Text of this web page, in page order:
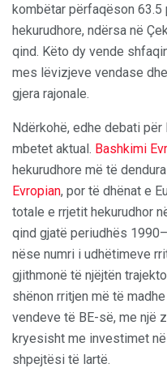
kombëtar përfaqëson
hekurudhore, ndërsa në
qind. Këto dy vende
mes lëvizjeve vendase
gjera rajonale.
Ndërkohë, edhe debati
mbetet aktual. Bashkimi
hekurudhore më të
Evropian, por të dhënat e
totale e rrjetit hekurudhor
qind gjatë periudhës
nëse numri i udhëtimeve
gjithmonë të njëjtën
shënon rritjen më të
vendeve të BE-së, me një
kryesisht me investimet
shpejtësi të lartë.